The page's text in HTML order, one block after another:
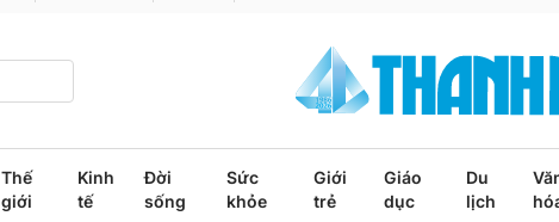
Thế
giới
Kinh
tế
Đời
sống
Sức
khỏe
Giới
trẻ
Giáo
dục
Du
lịch